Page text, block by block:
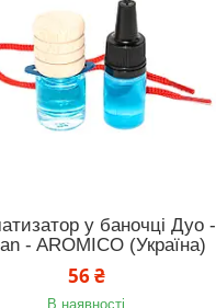
у баночці Дуо -
- AROMICO (Україна)
56 ₴
В наявності